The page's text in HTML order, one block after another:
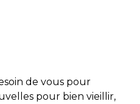
de vous pour
pour bien vieillir,